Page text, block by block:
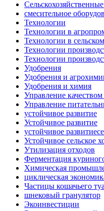
смесительное
Технологии
Технологии в
Технологии в
Технологии
Технологии
Удобрения
Удобрения и
Удобрения и химия
Управление
Управление
устойчивое развитие
Устойчивое развитие
устойчивое
Устойчивое сельское
Утилизация отходов
Ферментация
Химическая
циклическая
Частицы кошачьего
шнековый гранулятор
Экоинвестиции